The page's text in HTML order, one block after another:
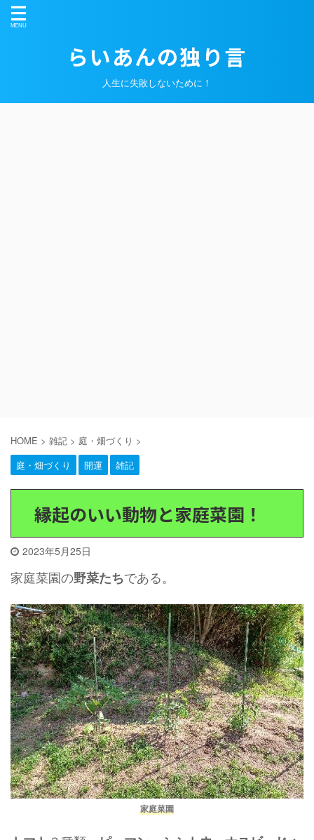
らいあんの独り言
人生に失敗しないために！
HOME > 雑記 > 庭・畑づくり >
庭・畑づくり
開運 雑記
縁起のいい動物と家庭菜園！
2023年5月25日
家庭菜園の野菜たちである。
家庭菜園